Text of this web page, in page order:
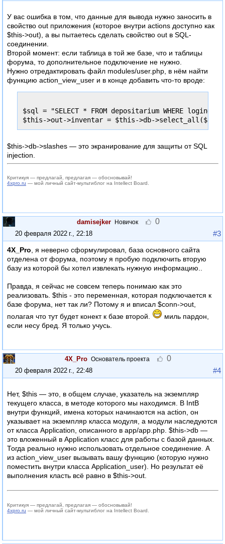
У вас ошибка в том, что данные для вывода нужно заносить в
свойство out приложения (которое внутри actions доступно как
$this->out), а вы пытаетесь сделать свойство out в SQL-
соединении.
Второй момент: если таблица в той же базе, что и таблицы
форума, то дополнительное подключение не нужно.
Нужно отредактировать файл modules/user.php, в нём найти
функцию action_view_user и в конце добавить что-то вроде:
$sql = "SELECT * FROM depositarium WHERE
$this->db->slashes — это экранирование для защиты от SQL
injection.
Критикуя — предлагай, предлагая — обосновывай!
4xpro.ru — мой личный сайт-мультиблог на Intellect Board.
damisejker Новичок 0
20 февраля 2022 г., 22:18 #3
4X_Pro, я неверно сформулировал, база основного сайта
отделена от форума, поэтому я пробую подключить вторую
базу из которой бы хотел извлекать нужную информацию..
Правда, я сейчас не совсем теперь понимаю как это
реализовать. $this - это переменная, которая подключается к
базе форума, нет так ли? Потому я и вписал $conn->out,
полагая что тут будет конект к базе второй.
миль пардон,
если несу бред. Я только учусь.
4X_Pro Основатель проекта 0
20 февраля 2022 г., 22:48 #4
Нет, $this — это, в общем случае, указатель на экземпляр
текущего класса, в методе которого мы находимся. В IntB
внутри функций, имена которых начинаются на action, он
указывает на экземпляр класса модуля, а модули наследуются
от класса Application, описанного в app/app.php. $this->db —
это вложенный в Application класс для работы с базой данных.
Тогда реально нужно использовать отдельное соединение. А
из action_view_user вызывать вашу функцию (которую нужно
поместить внутри класса Application_user). Но результат её
выполнения класть всё равно в $this->out.
Критикуя — предлагай, предлагая — обосновывай!
4xpro.ru — мой личный сайт-мультиблог на Intellect Board.